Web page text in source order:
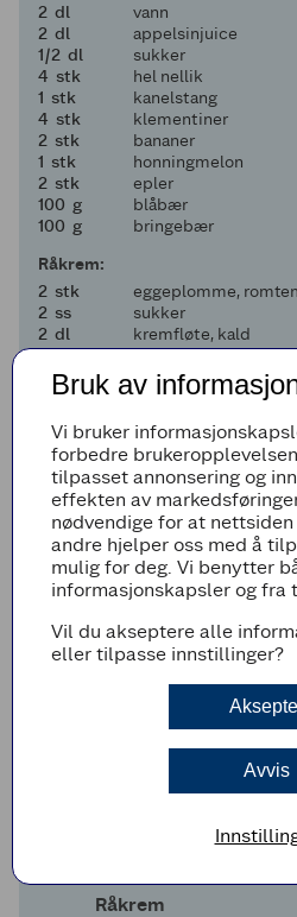
2
2 dl
vann
2
2 dl
appelsinjuice
en halv
1/2 dl
sukker
4
4 stk
hel nellik
11 stk
kanelstang
4
4 stk
klementiner
2
2 stk
bananer
11 stk
honningmelon
2
2 stk
epler
100
100 g
blåbær
100
100 g
bringebær
Råkrem:
2
2 stk
eggeplomme,
2
2 ss
sukker
2
2 dl
kremfløte, kald
Til servering:
20
20 g
sjokolade
håndfull Ristede,
Legg til i handleliste
Fremgangsmetode
Kok opp vann,
kanelstang i en
La alt trekke rett rundt
minutter. Avkjøl og sil
Skrell klementinene
i to på langs og
melon og eple i
bærene og hell over
Råkrem
Bruk av
Vi bruker
forbedre
tilpasset annonsering og
effekten av
nødvendige for at
andre hjelper oss med å
mulig for deg. Vi benytter
informasjonskapsler og fra
Vil du akseptere alle
eller tilpasse innstillinger?
Avvis